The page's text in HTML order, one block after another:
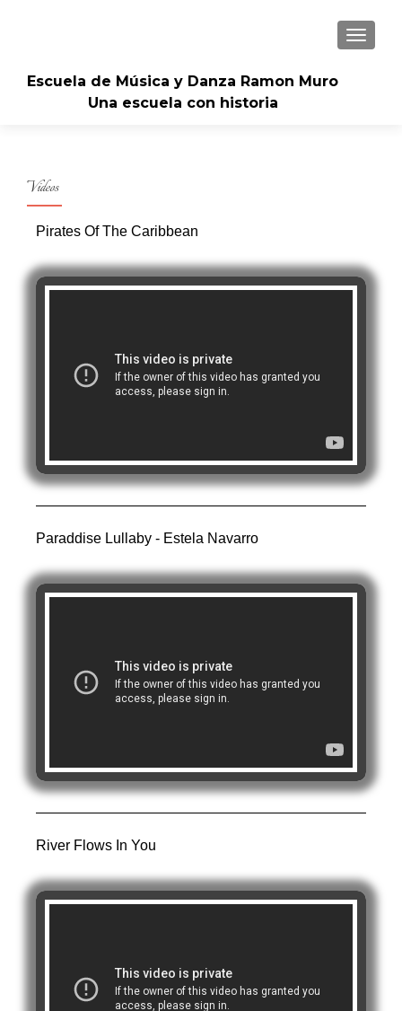
Escuela de Música y Danza Ramon Muro
Una escuela con historia
Videos
Pirates Of The Caribbean
Paraddise Lullaby - Estela Navarro
River Flows In You